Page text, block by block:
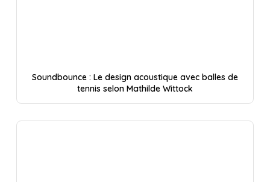
Soundbounce : Le design acoustique avec balles de
tennis selon Mathilde Wittock